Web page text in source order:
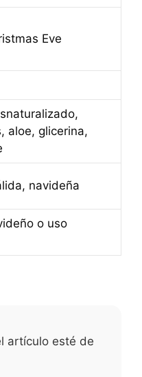
Eve
aloe, glicerina,
navideña
o uso
artículo esté de